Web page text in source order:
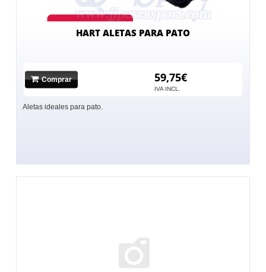
HART ALETAS PARA PATO
Comprar 59,75€
IVA INCL.
Aletas ideales para pato.